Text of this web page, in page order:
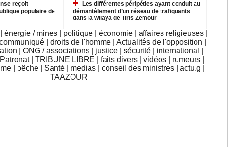
reçoit
populaire de
Les différentes péripéties ayant conduit au
démantèlement d’un réseau de trafiquants
dans la wilaya de Tiris Zemour
énergie / mines politique économie affaires religieuses
communiqué droits de l'homme Actualités de l'opposition
ONG / associations justice sécurité international
TRIBUNE LIBRE faits divers vidéos rumeurs
pêche Santé medias conseil des ministres actu.g
TAAZOUR